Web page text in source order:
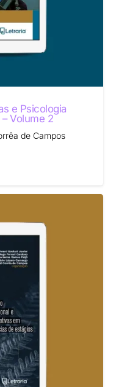
e Psicologia
Volume 2
de Campos